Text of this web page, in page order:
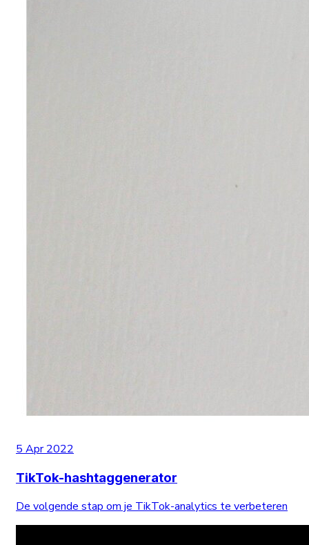
5 Apr 2022
TikTok-hashtaggenerator
De volgende stap om je TikTok-analytics te verbeteren